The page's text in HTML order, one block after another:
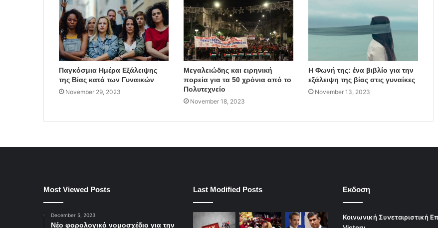
Παγκόσμια Ημέρα Εξάλειψης
της Βίας κατά των Γυναικών
November 29, 2023
Μεγαλειώδης και ειρηνική
πορεία για τα 50 χρόνια από το
Πολυτεχνείο
November 18, 2023
Η Φωνή της: ένα βιβλίο για την
εξάλειψη της βίας στις γυναίκες
November 13, 2023
Most Viewed Posts
December 5, 2023
Νέο φορολογικό νομοσχέδιο για την
Last Modified Posts Εκδοση
Κοινωνική Συνεταιριστική